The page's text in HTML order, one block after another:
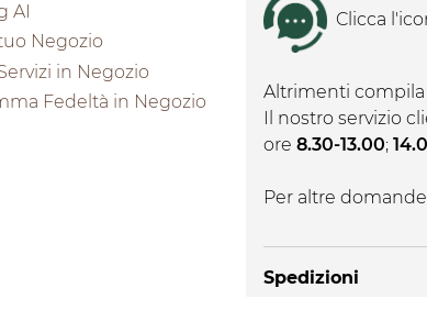
AI
Negozio
in Negozio
Fedeltà in Negozio
Clicca
Altrimenti compila
Il nostro servizio
ore 8.30-13.00;
Per altre
Spedizioni